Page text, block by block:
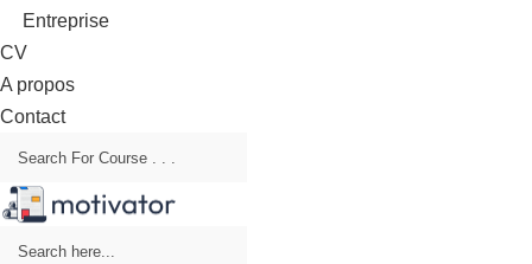
Entreprise
CV
A propos
Contact